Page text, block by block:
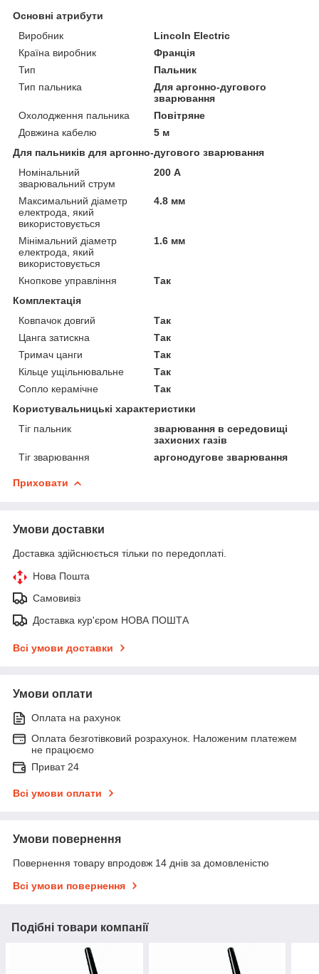
Основні атрибути
Виробник
Lincoln Electric
Країна виробник
Франція
Тип
Пальник
Тип пальника
Для аргонно-дугового
зварювання
Охолодження пальника
Повітряне
Довжина кабелю
5 м
Для пальників для аргонно-дугового зварювання
Номінальний
зварювальний струм
200 А
Максимальний діаметр
електрода, який
використовується
4.8 мм
Мінімальний діаметр
електрода, який
використовується
1.6 мм
Кнопкове управління
Так
Комплектація
Ковпачок довгий
Так
Цанга затискна
Так
Тримач цанги
Так
Кільце ущільнювальне
Так
Сопло керамічне
Так
Користувальницькі характеристики
Тіг пальник
зварювання в середовищі
захисних газів
Тіг зварювання
аргонодугове зварювання
Приховати
Умови доставки
Доставка здійснюється тільки по передоплаті.
Нова Пошта
Самовивіз
Доставка кур'єром НОВА ПОШТА
Всі умови доставки
Умови оплати
Оплата на рахунок
Оплата безготівковий розрахунок. Наложеним платежем
не працюємо
Приват 24
Всі умови оплати
Умови повернення
Повернення товару впродовж 14 днів за домовленістю
Всі умови повернення
Подібні товари компанії